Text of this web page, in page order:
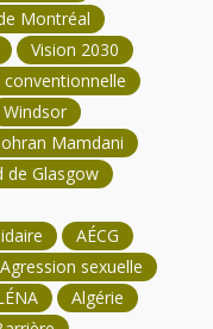
Montréal
Vision 2030
conventionnelle
Windsor
Mamdani
de Glasgow
AÉCG
Agression sexuelle
Algérie